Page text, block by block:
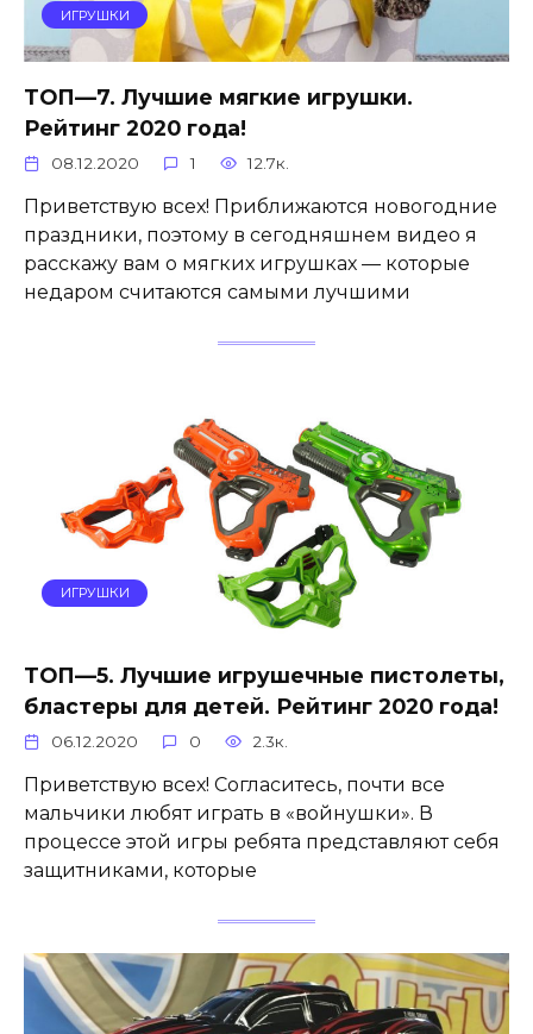
ИГРУШКИ
ТОП—7. Лучшие мягкие игрушки.
Рейтинг 2020 года!
08.12.2020 1 12.7к.
Приветствую всех! Приближаются новогодние
праздники, поэтому в сегодняшнем видео я
расскажу вам о мягких игрушках — которые
недаром считаются самыми лучшими
ИГРУШКИ
ТОП—5. Лучшие игрушечные пистолеты,
бластеры для детей. Рейтинг 2020 года!
06.12.2020 0 2.3к.
Приветствую всех! Согласитесь, почти все
мальчики любят играть в «войнушки». В
процессе этой игры ребята представляют себя
защитниками, которые